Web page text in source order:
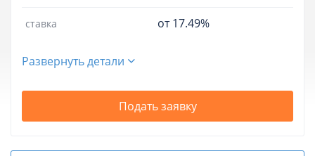
ставка от 17.49%
Развернуть детали
Подать заявку